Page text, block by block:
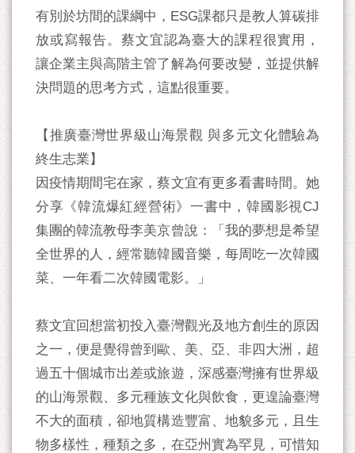
有別於坊間的課綱中，ESG課都只是教人算碳排
放或寫報告。蔡文宜認為臺大的課程很實用，
讓企業主與高階主管了解為何要改變，並提供解
決問題的思考方式，這點很重要。
【推廣臺灣世界級山海景觀 與多元文化體驗為
終生志業】
因疫情期間宅在家，蔡文宜有更多看書時間。她
分享《韓流爆紅經營術》一書中，韓國影視CJ
集團的韓流教母李美京曾說：「我的夢想是希望
全世界的人，經常聽韓國音樂，每周吃一次韓國
菜、一年看二次韓國電影。」
蔡文宜回想當初投入臺灣觀光及地方創生的原因
之一，便是覺得曾到歐、美、亞、非四大洲，超
過五十個城市出差或旅遊，深感臺灣擁有世界級
的山海景觀、多元種族文化與飲食，更遑論臺灣
不大的面積，卻地質構造豐富、地貌多元，且生
物多樣性，種類之多，在亞州實為罕見，可惜知